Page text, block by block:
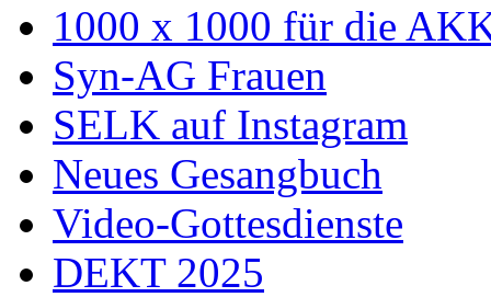
1000 x 1000 für die
Syn-AG Frauen
SELK auf Instagram
Neues Gesangbuch
Video-Gottesdienste
DEKT 2025